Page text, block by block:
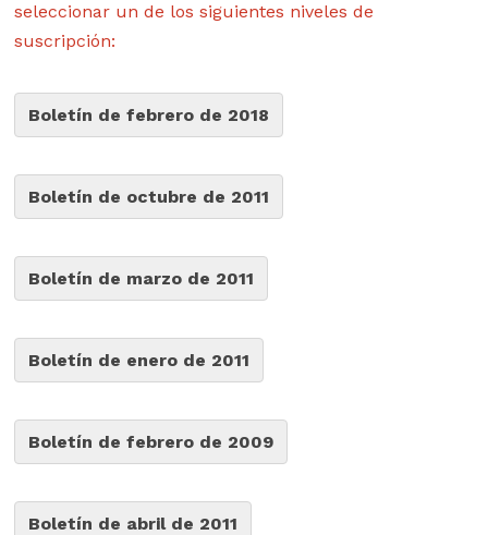
seleccionar un de los siguientes niveles de
suscripción:
Boletín de febrero de 2018
Boletín de octubre de 2011
Boletín de marzo de 2011
Boletín de enero de 2011
Boletín de febrero de 2009
Boletín de abril de 2011